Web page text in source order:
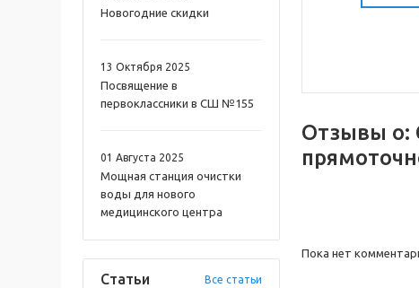
Новогодние скидки
13 Октября 2025
Посвящение в
первоклассники в СШ №155
01 Августа 2025
Мощная станция очистки
воды для нового
медицинского центра
Статьи Все статьи
Отзывы о:
Пока нет